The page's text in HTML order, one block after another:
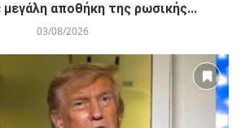
αποθήκη της ρωσικής...
03/08/2026